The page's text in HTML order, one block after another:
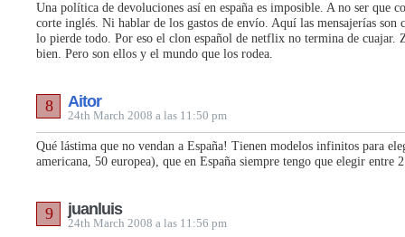
Una política de devoluciones así en españa es imposible. A no ser que
corte inglés. Ni hablar de los gastos de envío. Aquí las mensajerías son
lo pierde todo. Por eso el clon español de netflix no termina de cuajar.
bien. Pero son ellos y el mundo que los rodea.
Aitor
24th March 2008 a las 11:50 pm
8
Qué lástima que no vendan a España! Tienen modelos infinitos para
americana, 50 europea), que en España siempre tengo que elegir entre
juanluis
24th March 2008 a las 11:56 pm
9